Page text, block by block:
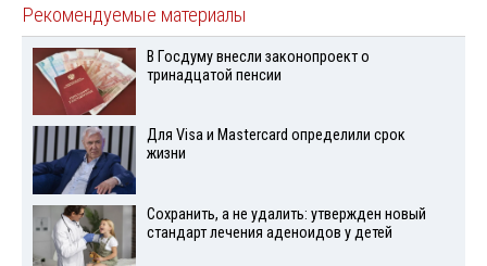
Рекомендуемые материалы
В Госдуму внесли законопроект о
тринадцатой пенсии
Для Visа и Mastercard определили срок
жизни
Сохранить, а не удалить: утвержден новый
стандарт лечения аденоидов у детей